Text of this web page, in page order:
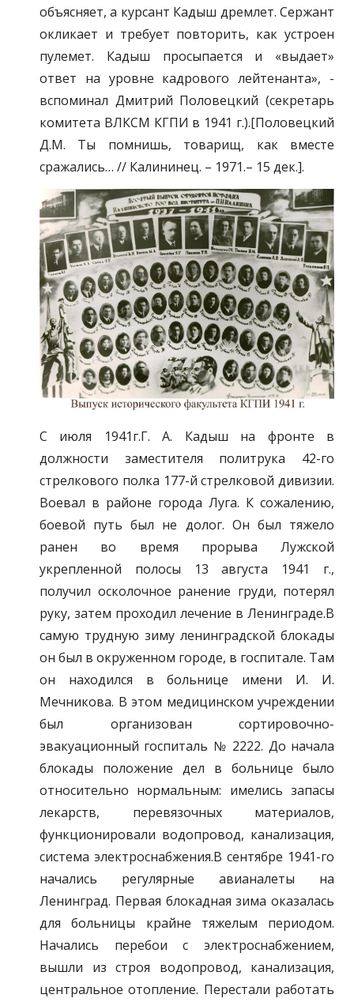
объясняет, а курсант Кадыш дремлет. Сержант
окликает и требует повторить, как устроен
пулемет. Кадыш просыпается и «выдает»
ответ на уровне кадрового лейтенанта», -
вспоминал Дмитрий Половецкий (секретарь
комитета ВЛКСМ КГПИ в 1941 г.).[Половецкий
Д.М. Ты помнишь, товарищ, как вместе
сражались… // Калининец. – 1971.– 15 дек.].
С июля 1941г.Г. А. Кадыш на фронте в
должности заместителя политрука 42-го
стрелкового полка 177-й стрелковой дивизии.
Воевал в районе города Луга. К сожалению,
боевой путь был не долог. Он был тяжело
ранен во время прорыва Лужской
укрепленной полосы 13 августа 1941 г.,
получил осколочное ранение груди, потерял
руку, затем проходил лечение в Ленинграде.В
самую трудную зиму ленинградской блокады
он был в окруженном городе, в госпитале. Там
он находился в больнице имени И. И.
Мечникова. В этом медицинском учреждении
был организован сортировочно-
эвакуационный госпиталь № 2222. До начала
блокады положение дел в больнице было
относительно нормальным: имелись запасы
лекарств, перевязочных материалов,
функционировали водопровод, канализация,
система электроснабжения.В сентябре 1941-го
начались регулярные авианалеты на
Ленинград. Первая блокадная зима оказалась
для больницы крайне тяжелым периодом.
Начались перебои с электроснабжением,
вышли из строя водопровод, канализация,
центральное отопление. Перестали работать